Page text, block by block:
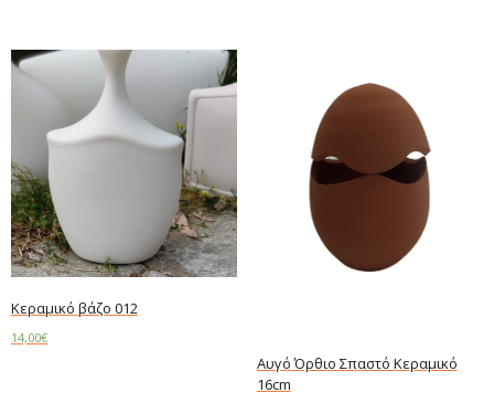
Κεραμικό βάζο 012
14,00€
Αυγό Όρθιο Σπαστό Κεραμικό
16cm